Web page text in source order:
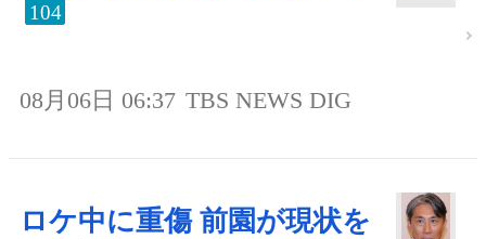
104
08月06日 06:37 TBS NEWS DIG
ロケ中に重傷 前園が現状を